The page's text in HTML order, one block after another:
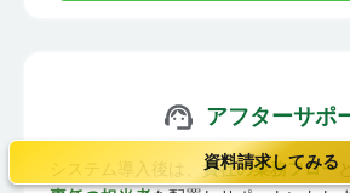
アフターサポ
システム導入後は、 貴社の業務フロー
資料請求してみる